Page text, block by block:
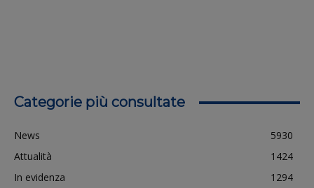
Categorie più consultate
News
5930
Attualità
1424
In evidenza
1294